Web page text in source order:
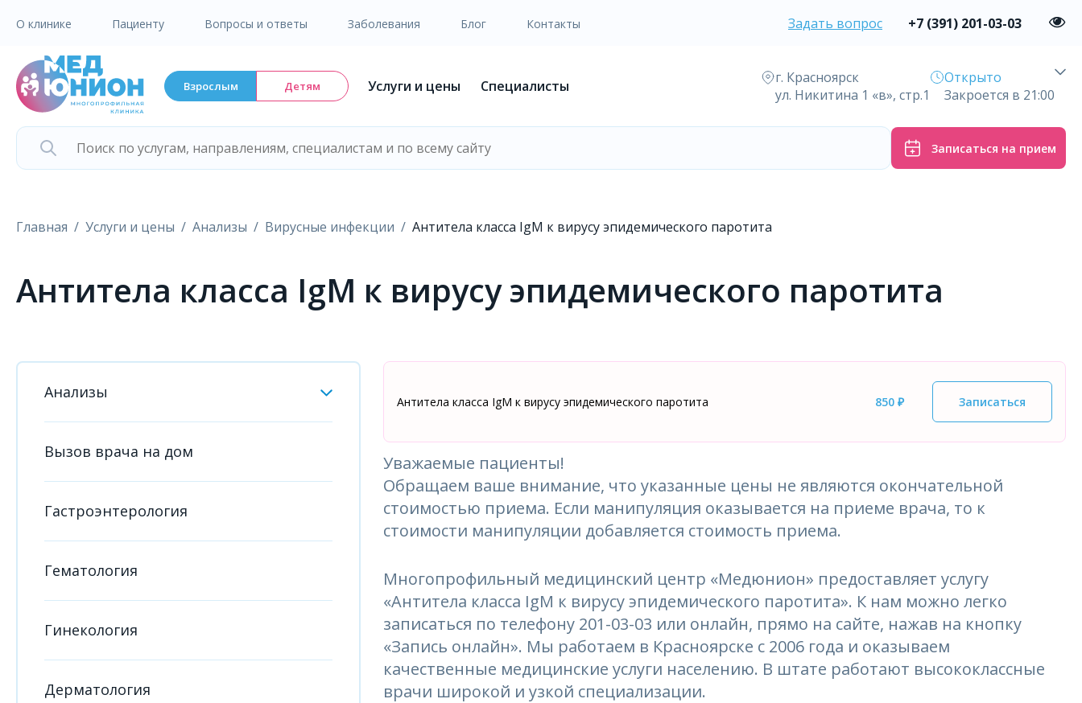
О клинике Пациенту Вопросы и ответы Заболевания Блог Контакты Задать вопрос +7 (391) 201-03-03
Взрослым Детям Услуги и цены Специалисты
г. Красноярск
ул. Никитина 1 «в», стр.1
Открыто
Закроется в 21:00
Записаться на прием
Главная Услуги и цены Анализы Вирусные инфекции Aнтитела класса IgM к вирусу эпидемического паротита
Aнтитела класса IgM к вирусу эпидемического паротита
Анализы
Вызов врача на дом
Гастроэнтерология
Гематология
Гинекология
Дерматология
Aнтитела класса IgM к вирусу эпидемического паротита 850 ₽ Записаться
Уважаемые пациенты!
Обращаем ваше внимание, что указанные цены не являются окончательной
стоимостью приема. Если манипуляция оказывается на приеме врача, то к
стоимости манипуляции добавляется стоимость приема.
Многопрофильный медицинский центр «Медюнион» предоставляет услугу
«Aнтитела класса IgM к вирусу эпидемического паротита». К нам можно легко
записаться по телефону 201-03-03 или онлайн, прямо на сайте, нажав на кнопку
«Запись онлайн». Мы работаем в Красноярске с 2006 года и оказываем
качественные медицинские услуги населению. В штате работают высококлассные
врачи широкой и узкой специализации.